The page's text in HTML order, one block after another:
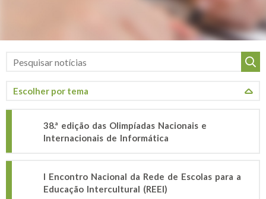
38.ª edição das Olimpíadas Nacionais e
Internacionais de Informática
I Encontro Nacional da Rede de Escolas para a
Educação Intercultural (REEI)